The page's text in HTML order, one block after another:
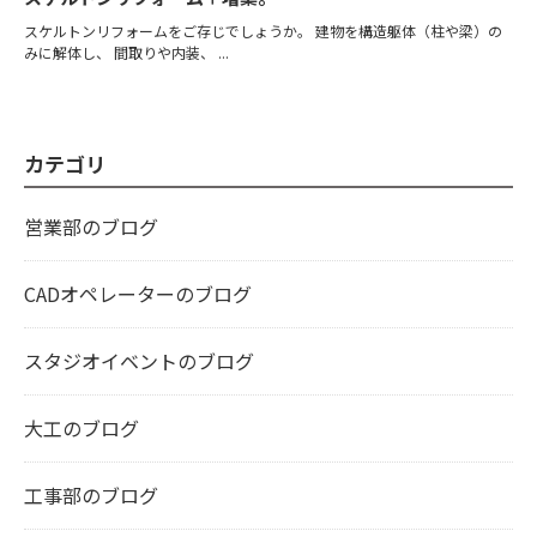
スケルトンリフォームをご存じでしょうか。 建物を構造躯体（柱や梁）の
みに解体し、 間取りや内装、 ...
カテゴリ
営業部のブログ
CADオペレーターのブログ
スタジオイベントのブログ
大工のブログ
工事部のブログ